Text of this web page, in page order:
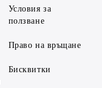
Условия за
ползване
Право на връщане
Бисквитки